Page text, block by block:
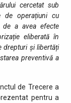
cercetat sub
de operațiuni cu
de a avea efecte
eliberată în
drepturi și libertăți
preventivă a
de Trecere a
pentru a